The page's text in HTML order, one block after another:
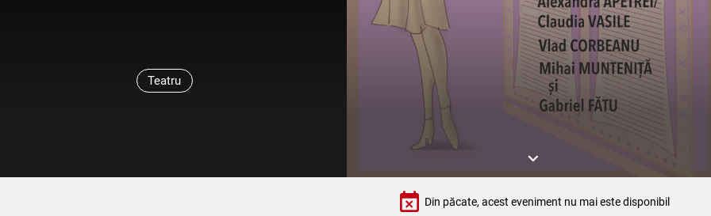
Teatru
keyboard_arrow_down
event_busy Din păcate, acest eveniment nu mai este disponibil